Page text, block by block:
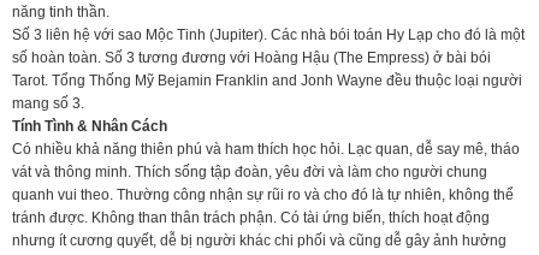
năng tinh thần.
Số 3 liên hệ với sao Mộc Tinh (Jupiter). Các nhà bói toán Hy Lạp cho đó là một
số hoàn toàn. Số 3 tương đương với Hoàng Hậu (The Empress) ở bài bói
Tarot. Tổng Thống Mỹ Bejamin Franklin and Jonh Wayne đều thuộc loại người
mang số 3.
Tính Tình & Nhân Cách
Có nhiều khả năng thiên phú và ham thích học hỏi. Lạc quan, dễ say mê, tháo
vát và thông minh. Thích sống tập đoàn, yêu đời và làm cho người chung
quanh vui theo. Thường công nhận sự rũi ro và cho đó là tự nhiên, không thể
tránh được. Không than thân trách phận. Có tài ứng biến, thích hoạt động
nhưng ít cương quyết, dễ bị người khác chi phối và cũng dễ gây ảnh hưởng